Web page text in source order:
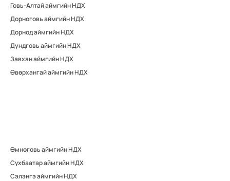
Говь-Алтай аймгийн НДХ
Дорноговь аймгийн НДХ
Дорнод аймгийн НДХ
Дундговь аймгийн НДХ
Завхан аймгийн НДХ
Өвөрхангай аймгийн НДХ
Өмнөговь аймгийн НДХ
Сүхбаатар аймгийн НДХ
Сэлэнгэ аймгийн НДХ